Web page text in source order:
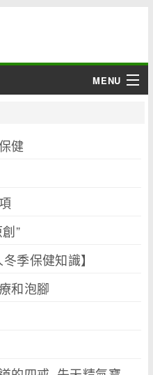
MENU
健
”
季保健知識】
和泡腳